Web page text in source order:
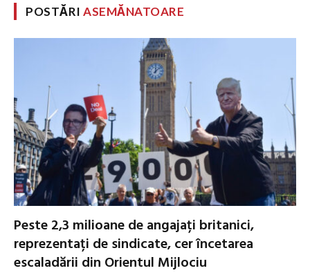
POSTĂRIASEMĂNATOARE
Peste 2,3 milioane de angajați britanici,
reprezentați de sindicate, cer încetarea
escaladării din Orientul Mijlociu